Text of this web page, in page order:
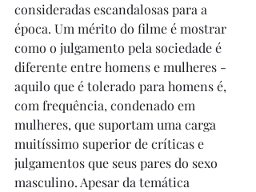
consideradas escandalosas para a
época. Um mérito do filme é mostrar
como o julgamento pela sociedade é
diferente entre homens e mulheres -
aquilo que é tolerado para homens é,
com frequência, condenado em
mulheres, que suportam uma carga
muitíssimo superior de críticas e
julgamentos que seus pares do sexo
masculino. Apesar da temática